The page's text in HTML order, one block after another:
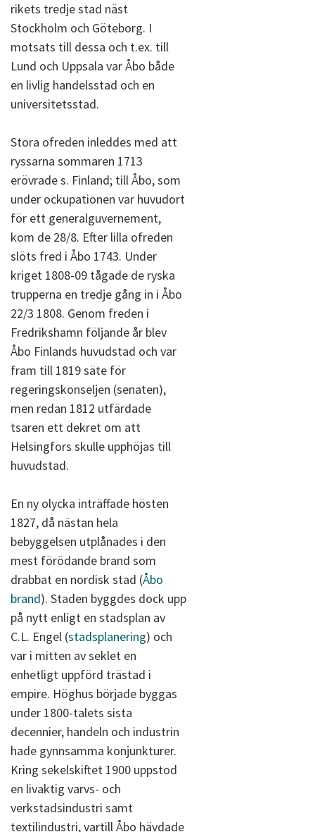
rikets tredje stad näst
Stockholm och Göteborg. I
motsats till dessa och t.ex. till
Lund och Uppsala var Åbo både
en livlig handelsstad och en
universitetsstad.
Stora ofreden inleddes med att
ryssarna sommaren 1713
erövrade s. Finland; till Åbo, som
under ockupationen var huvudort
för ett generalguvernement,
kom de 28/8. Efter lilla ofreden
slöts fred i Åbo 1743. Under
kriget 1808-09 tågade de ryska
trupperna en tredje gång in i Åbo
22/3 1808. Genom freden i
Fredrikshamn följande år blev
Åbo Finlands huvudstad och var
fram till 1819 säte för
regeringskonseljen (senaten),
men redan 1812 utfärdade
tsaren ett dekret om att
Helsingfors skulle upphöjas till
huvudstad.
En ny olycka inträffade hösten
1827, då nästan hela
bebyggelsen utplånades i den
mest förödande brand som
drabbat en nordisk stad (Åbo
brand). Staden byggdes dock upp
på nytt enligt en stadsplan av
C.L. Engel (stadsplanering) och
var i mitten av seklet en
enhetligt uppförd trästad i
empire. Höghus började byggas
under 1800-talets sista
decennier, handeln och industrin
hade gynnsamma konjunkturer.
Kring sekelskiftet 1900 uppstod
en livaktig varvs- och
verkstadsindustri samt
textilindustri, vartill Åbo hävdade